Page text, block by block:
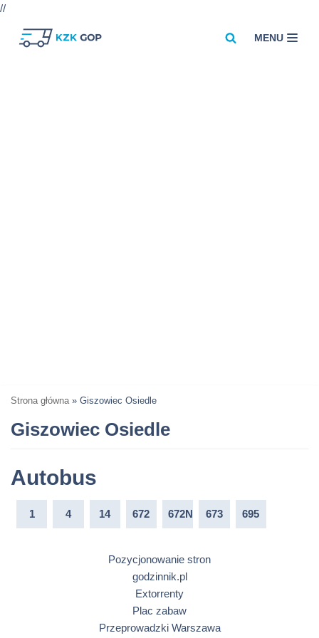
//
MENU
Strona główna » Giszowiec Osiedle
Giszowiec Osiedle
Autobus
1 4 14 672 672N 673 695
Pozycjonowanie stron
godzinnik.pl
Extorrenty
Plac zabaw
Przeprowadzki Warszawa